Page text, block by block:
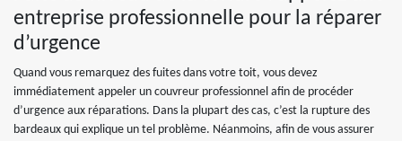
entreprise professionnelle pour la réparer
d’urgence
Quand vous remarquez des fuites dans votre toit, vous devez
immédiatement appeler un couvreur professionnel afin de procéder
d’urgence aux réparations. Dans la plupart des cas, c’est la rupture des
bardeaux qui explique un tel problème. Néanmoins, afin de vous assurer